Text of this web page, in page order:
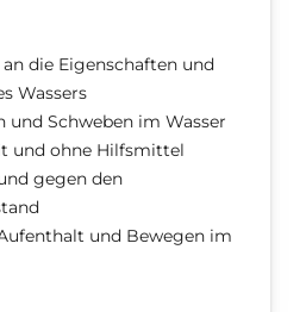
die Eigenschaften und
Wassers
und Schweben im Wasser
und ohne Hilfsmittel
gegen den
und Bewegen im